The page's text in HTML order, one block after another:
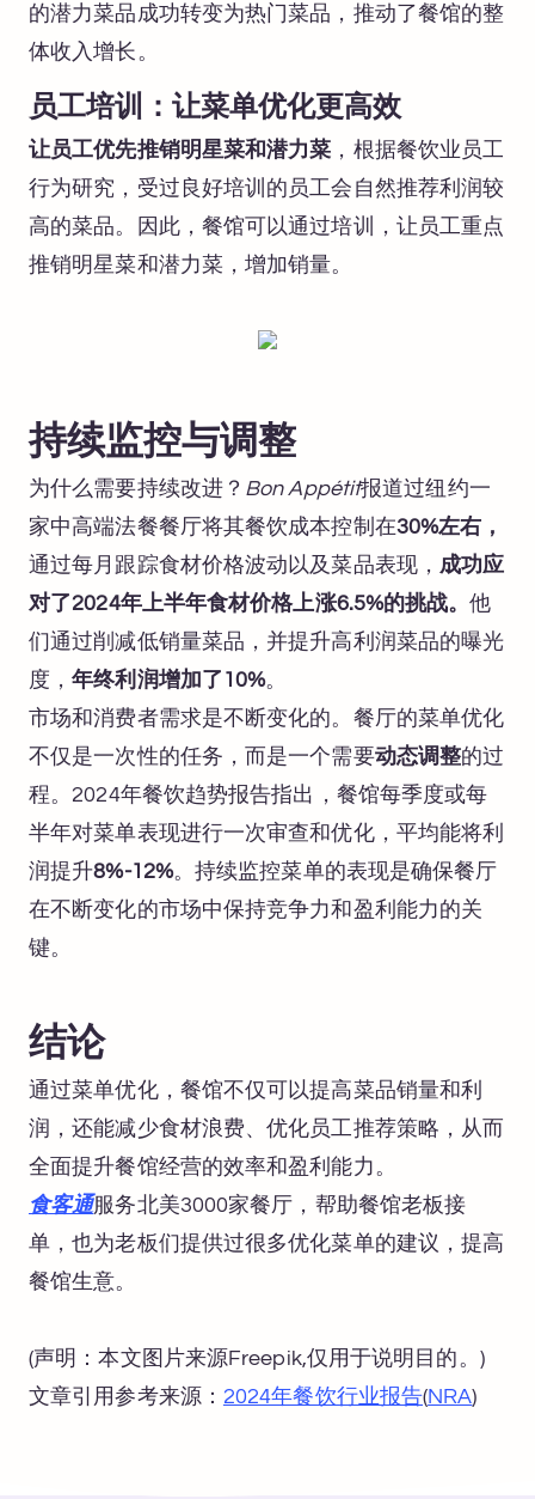
的潜力菜品成功转变为热门菜品，推动了餐馆的整
体收入增长。
员工培训：让菜单优化更高效
让员工优先推销明星菜和潜力菜 ，根据餐饮业员工
行为研究，受过良好培训的员工会自然推荐利润较
高的菜品。因此，餐馆可以通过培训，让员工重点
推销明星菜和潜力菜，增加销量。
持续监控与调整
为什么需要持续改进？ Bon Appétit报道过纽约一
家中高端法餐餐厅将其餐饮成本控制在30%左右，
通过每月跟踪食材价格波动以及菜品表现， 成功应
对了2024年上半年食材价格上涨6.5%的挑战。他
们通过削减低销量菜品，并提升高利润菜品的曝光
度，年终利润增加了10%。
市场和消费者需求是不断变化的。餐厅的菜单优化
不仅是一次性的任务，而是一个需要动态调整的过
程。2024年餐饮趋势报告指出，餐馆每季度或每
半年对菜单表现进行一次审查和优化，平均能将利
润提升8%-12%。持续监控菜单的表现是确保餐厅
在不断变化的市场中保持竞争力和盈利能力的关
键。
结论
通过菜单优化，餐馆不仅可以提高菜品销量和利
润，还能减少食材浪费、优化员工推荐策略，从而
全面提升餐馆经营的效率和盈利能力。
食客通服务北美3000家餐厅，帮助餐馆老板接
单，也为老板们提供过很多优化菜单的建议，提高
餐馆生意。
(声明：本文图片来源Freepik,仅用于说明目的。)
文章引用参考来源： 2024年餐饮行业报告​(NRA)​